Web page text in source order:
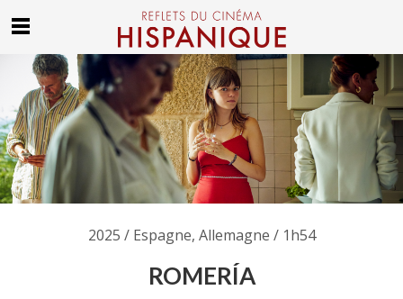
2025 / Espagne, Allemagne / 1h54
ROMERÍA